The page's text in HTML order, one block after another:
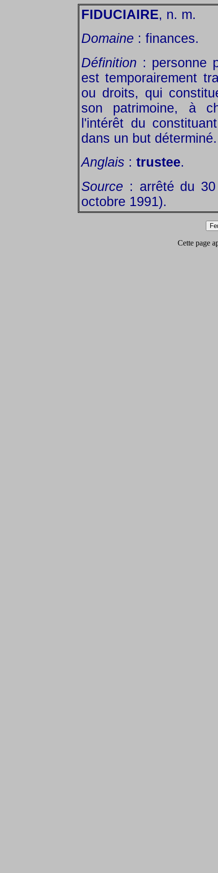
FIDUCIAIRE, n. m.
Domaine : finances.
Définition : personne
est temporairement
ou droits, qui
son patrimoine, à
l'intérêt du
dans un but déterminé.
Anglais : trustee.
Source : arrêté du
octobre 1991).
Cette page